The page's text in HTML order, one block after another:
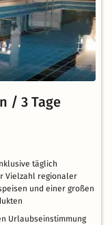
/ 3 Tage
täglich
Vielzahl regionaler
und einer großen
Urlaubseinstimmung